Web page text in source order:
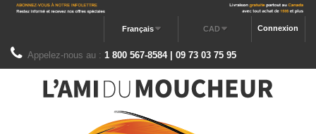
Connexion
CAD
Français
Appelez-nous au : 1 800 567-8584 | 09 73 03 75 95